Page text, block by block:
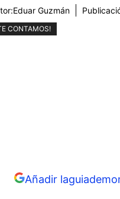
Eduar Guzmán
CONTAMOS!
Añadir